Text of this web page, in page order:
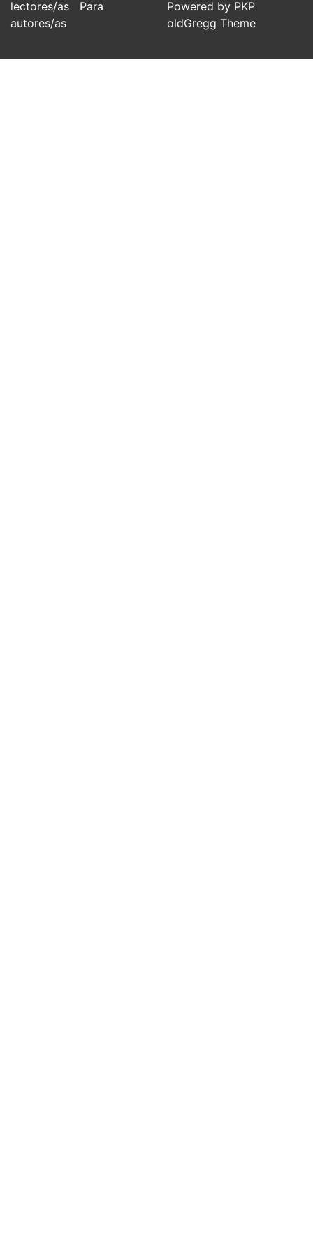
lectores/as
Para
autores/as
Powered by PKP
oldGregg Theme